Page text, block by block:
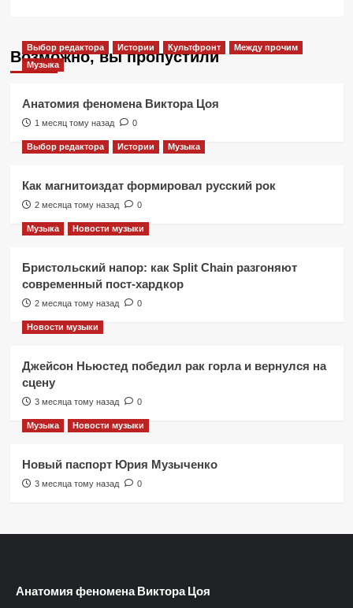
Возможно, вы пропустили
Выбор редактора Истории Культфронт
Между прочим
Музыка
Анатомия феномена Виктора Цоя
1 месяц тому назад 0
Выбор редактора Истории Музыка
Как магнитоиздат формировал русский рок
2 месяца тому назад 0
Музыка Новости музыки
Бристольский напор: как Split Chain разгоняют
современный пост-хардкор
2 месяца тому назад 0
Новости музыки
Джейсон Ньюстед победил рак горла и вернулся на
сцену
3 месяца тому назад 0
Музыка Новости музыки
Новый паспорт Юрия Музыченко
3 месяца тому назад 0
Анатомия феномена Виктора Цоя